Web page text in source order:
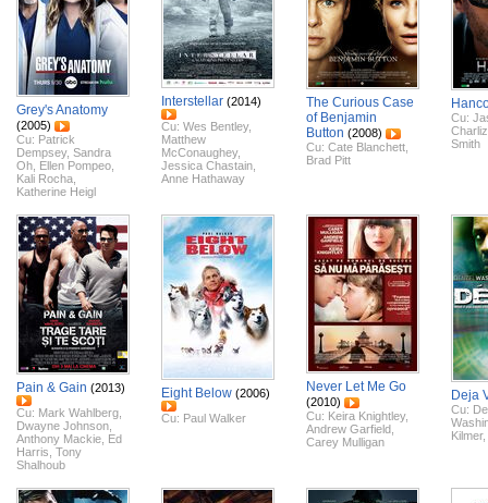
Grey's Anatomy
(2005)
Cu: Patrick
Dempsey, Sandra
Oh Ellen Pompeo
Kali Rocha
Katherine Heigl
Interstellar (2014)
Cu: Wes Bentley,
Matthew
McConaughey,
Jessica Chastain
Anne Hathaway
The Curious Case
of Benjamin
Button (2008)
Cu: Cate Blanchett
Brad Pitt
Cu:
Smith
Pain & Gain (2013)
Cu: Mark Wahlberg
Dwayne Johnson
Anthony Mackie Ed
Harris Tony
Shalhoub
Eight Below (2006)
Cu: Paul Walker
Never Let Me Go
(2010)
Cu: Keira Knightley,
Andrew Garfield
Carey Mulligan
Deja
Cu:
Kilmer,